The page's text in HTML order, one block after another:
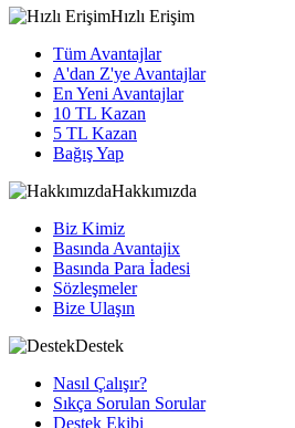
Hızlı Erişim
Tüm Avantajlar
A'dan Z'ye Avantajlar
En Yeni Avantajlar
10 TL Kazan
5 TL Kazan
Bağış Yap
Hakkımızda
Biz Kimiz
Basında Avantajix
Basında Para İadesi
Sözleşmeler
Bize Ulaşın
Destek
Nasıl Çalışır?
Sıkça Sorulan Sorular
Destek Ekibi